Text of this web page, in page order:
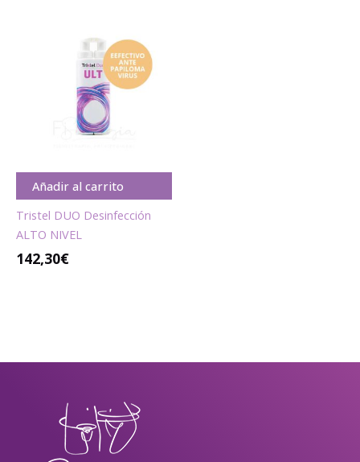
Añadir al carrito
Tristel DUO Desinfección
ALTO NIVEL
142,30€